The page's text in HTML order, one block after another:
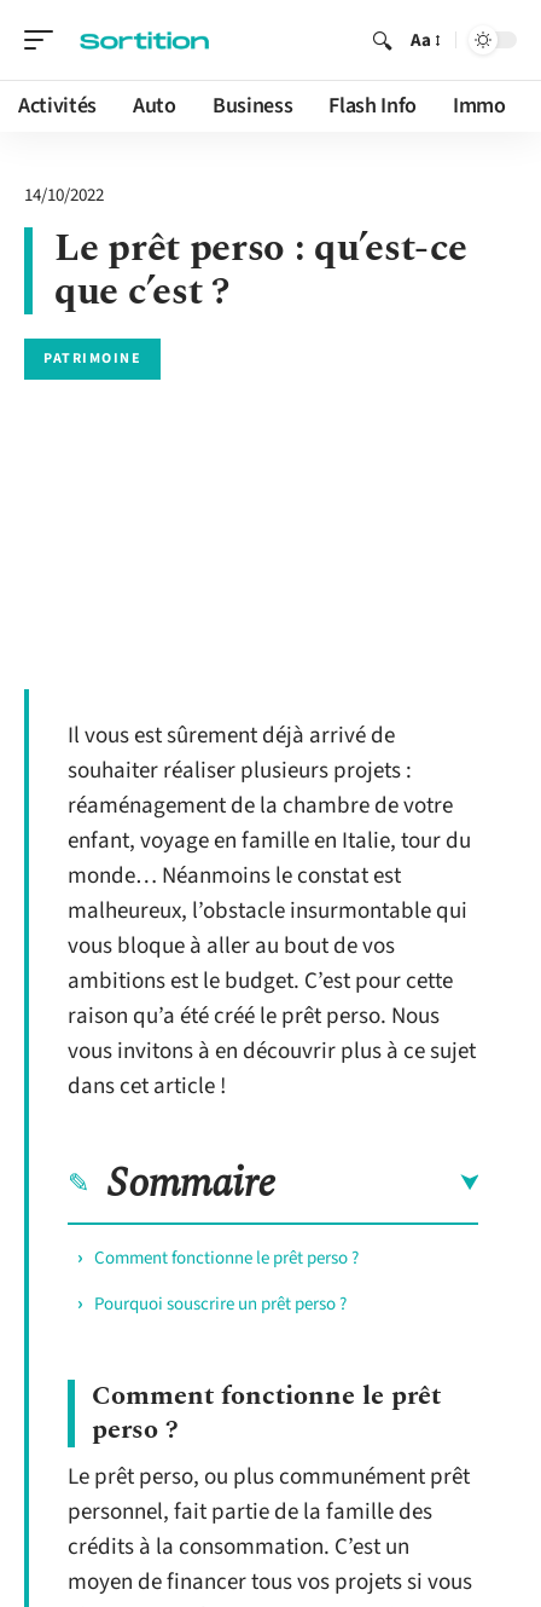
Aa
Activités Auto Business Flash Info Immo
14/10/2022
Le prêt perso : qu’est-ce
que c’est ?
PATRIMOINE
Il vous est sûrement déjà arrivé de
souhaiter réaliser plusieurs projets :
réaménagement de la chambre de votre
enfant, voyage en famille en Italie, tour du
monde… Néanmoins le constat est
malheureux, l’obstacle insurmontable qui
vous bloque à aller au bout de vos
ambitions est le budget. C’est pour cette
raison qu’a été créé le prêt perso. Nous
vous invitons à en découvrir plus à ce sujet
dans cet article !
Sommaire
Comment fonctionne le prêt perso ?
Pourquoi souscrire un prêt perso ?
Comment fonctionne le prêt
perso ?
Le prêt perso, ou plus communément prêt
personnel, fait partie de la famille des
crédits à la consommation. C’est un
moyen de financer tous vos projets si vous